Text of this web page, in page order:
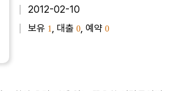
2012-02-10
보유 1 , 대출 0 , 예약 0